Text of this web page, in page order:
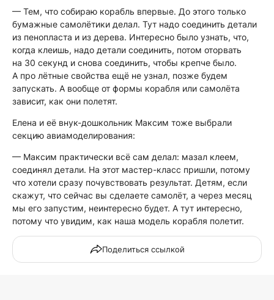
— Тем, что собираю корабль впервые. До этого только
бумажные самолётики делал. Тут надо соединить детали
из пенопласта и из дерева. Интересно было узнать, что,
когда клеишь, надо детали соединить, потом оторвать
на 30 секунд и снова соединить, чтобы крепче было.
А про лётные свойства ещё не узнал, позже будем
запускать. А вообще от формы корабля или самолёта
зависит, как они полетят.
Елена и её внук-дошкольник Максим тоже выбрали
секцию авиамоделирования:
— Максим практически всё сам делал: мазал клеем,
соединял детали. На этот мастер-класс пришли, потому
что хотели сразу почувствовать результат. Детям, если
скажут, что сейчас вы сделаете самолёт, а через месяц
мы его запустим, неинтересно будет. А тут интересно,
потому что увидим, как наша модель корабля полетит.
Поделиться ссылкой